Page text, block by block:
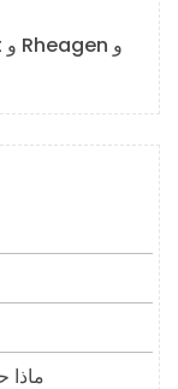
ماذا